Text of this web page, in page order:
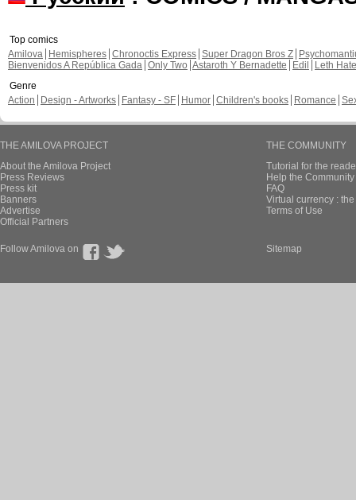
Top comics
Amilova
Hemispheres Chronoctis Express Super Dragon Bros Z
Bienvenidos A República Gada Only Two Astaroth Y Bernadette Edil
Leth Hate
Genre
Action
Design - Artworks Fantasy - SF Humor Children's books Romance
THE AMILOVA PROJECT
About the Amilova Project
Press Reviews
Press kit
Banners
Advertise
Official Partners
THE COMMUNITY
Tutorial for the
Help the
FAQ
Virtual currency :
Terms of Use
Follow Amilova on Sitemap